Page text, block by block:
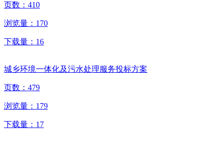
页数： 410
浏览量： 170
下载量： 16
城乡环境一体化及污水处理服务投标方案
页数： 479
浏览量： 179
下载量： 17